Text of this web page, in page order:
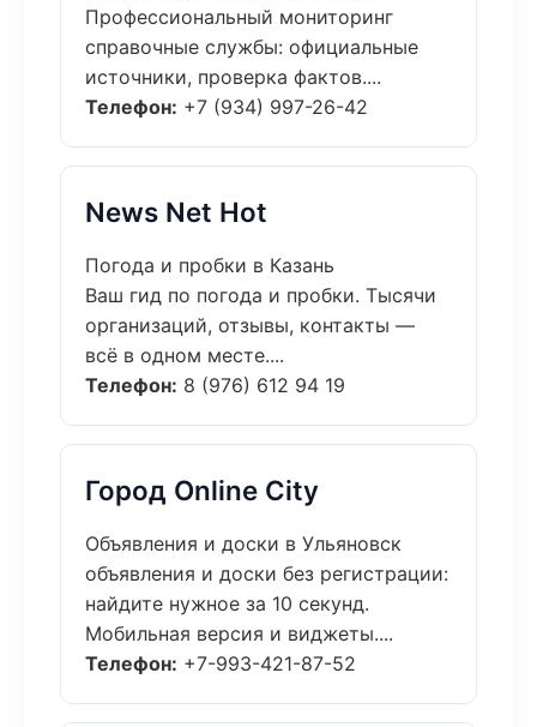
Профессиональный мониторинг
справочные службы: официальные
источники, проверка фактов....
Телефон: +7 (934) 997-26-42
News Net Hot
Погода и пробки в Казань
Ваш гид по погода и пробки. Тысячи
организаций, отзывы, контакты —
всё в одном месте....
Телефон: 8 (976) 612 94 19
Город Online City
Объявления и доски в Ульяновск
объявления и доски без регистрации:
найдите нужное за 10 секунд.
Мобильная версия и виджеты....
Телефон: +7-993-421-87-52